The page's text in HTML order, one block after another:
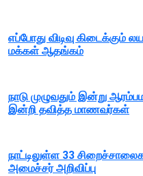
எப்போது விடிவு கிடைக்கும்
மக்கள் ஆதங்கம்
நாடு முழுவதும் இன்று
இன்றி தவித்த மாணவர்கள்
நாட்டிலுள்ள 33
அமைச்சர் அறிவிப்பு